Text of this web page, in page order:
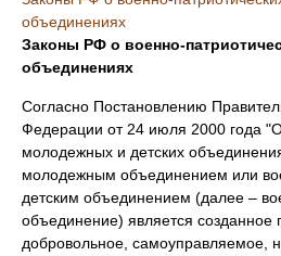
объединениях
Законы РФ о военно-
объединениях
Согласно Постановлению
Федерации от 24 июля 2000 года
молодежных и детских
молодежным объединением или
детским объединением (далее –
объединение) является созданное
добровольное, самоуправляемое,